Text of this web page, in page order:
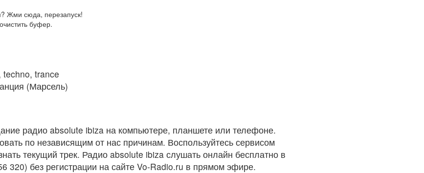
Жми сюда, перезапуск!
буфер.
trance
(Марсель)
радио absolute ibiza на компьютере, планшете или телефоне.
по независящим от нас причинам. Воспользуйтесь сервисом
текущий трек. Радио absolute ibiza слушать онлайн бесплатно в
320) без регистрации на сайте Vo-Radio.ru в прямом эфире.